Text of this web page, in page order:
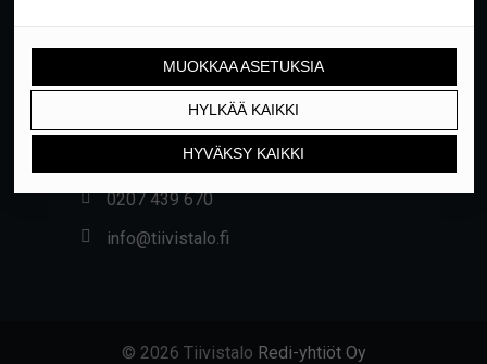
YHTEYSTIEDOT
Yrittäjäntie 24, 01800 KLAUKKALA
0207 439 670
info@tiivistalo.fi
© 2026 Tiivistalo Redi-yhtiöt Oy